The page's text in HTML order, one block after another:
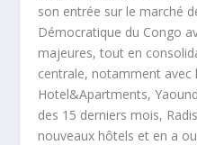
son entrée sur le marché
Démocratique du Congo
majeures, tout en
centrale, notamment avec
Hotel&Apartments,
des 15 derniers mois,
nouveaux hôtels et en a